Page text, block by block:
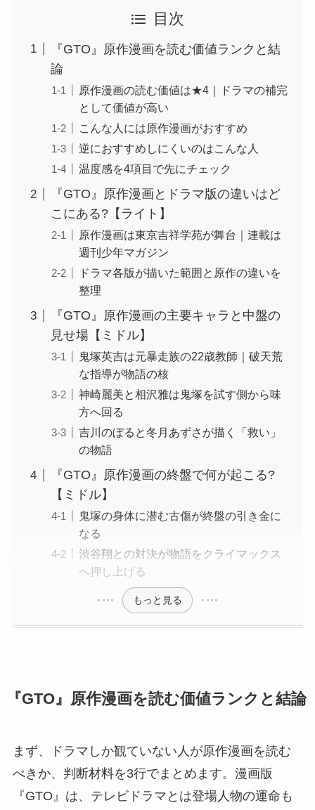
目次
『GTO』原作漫画を読む価値ランクと結
論
原作漫画の読む価値は★4｜ドラマの補完
として価値が高い
こんな人には原作漫画がおすすめ
逆におすすめしにくいのはこんな人
温度感を4項目で先にチェック
『GTO』原作漫画とドラマ版の違いはど
こにある?【ライト】
原作漫画は東京吉祥学苑が舞台｜連載は
週刊少年マガジン
ドラマ各版が描いた範囲と原作の違いを
整理
『GTO』原作漫画の主要キャラと中盤の
見せ場【ミドル】
鬼塚英吉は元暴走族の22歳教師｜破天荒
な指導が物語の核
神崎麗美と相沢雅は鬼塚を試す側から味
方へ回る
吉川のぼると冬月あずさが描く「救い」
の物語
『GTO』原作漫画の終盤で何が起こる?
【ミドル】
鬼塚の身体に潜む古傷が終盤の引き金に
なる
渋谷翔との対決が物語をクライマックス
へ押し上げる
もっと見る
『GTO』原作漫画を読む価値ランクと結論
まず、ドラマしか観ていない人が原作漫画を読む
べきか、判断材料を3行でまとめます。漫画版
『GTO』は、テレビドラマとは登場人物の運命も